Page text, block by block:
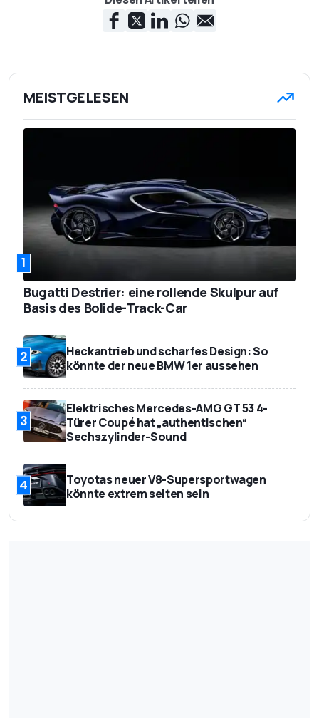
MEISTGELESEN
1
Bugatti Destrier: eine rollende Skulpur auf
Basis des Bolide-Track-Car
2
Heckantrieb und scharfes Design: So
könnte der neue BMW 1er aussehen
3
Elektrisches Mercedes-AMG GT 53 4-
Türer Coupé hat „authentischen“
Sechszylinder-Sound
4
Toyotas neuer V8-Supersportwagen
könnte extrem selten sein